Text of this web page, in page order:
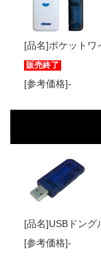
ポケットワ
販売終了
-
USBドン
-